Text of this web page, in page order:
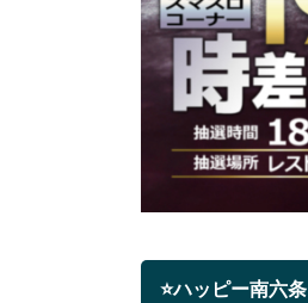
⭐ハッピー南六条